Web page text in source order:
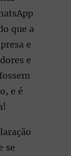
que a
e
e
e é
se